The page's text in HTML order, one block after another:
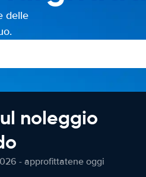
delle
noleggio
- approfittatene oggi